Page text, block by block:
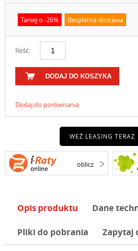
Taniej o -26% Bezpłatna dostawa
Ilość:
DODAJ DO KOSZYKA
Dodaj do porównania
WEŹ LEASING TERAZ
oblicz
Opis produktu Dane
Pliki do pobrania Zapytaj